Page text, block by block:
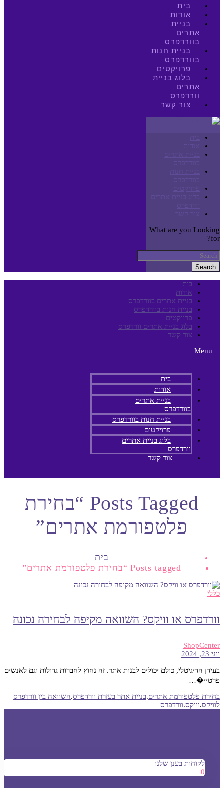
בית
אודות
בניית
אתרים
בוורדפרס
בניית חנות
בוורדפרס
פרויקטים
בלוג בניית
אתרים
וורדפרס
צור קשר
בית
אודות
בניית אתרים
בוורדפרס
בניית חנות
בוורדפרס
פרויקטים
בלוג בניית אתרים
וורדפרס
צור קשר
What are you Looking
for?
Search
בית
אודות
בניית אתרים בוורדפרס
בניית חנות בוורדפרס
פרויקטים
בלוג בניית אתרים וורדפרס
צור קשר
Menu
בית
אודות
בניית אתרים
בוורדפרס
בניית חנות בוורדפרס
פרויקטים
בלוג בניית אתרים
וורדפרס
צור קשר
Posts Tagged “בחירת
פלטפורמת אתרים”
בית
Posts tagged “בחירת פלטפורמת אתרים”
כללי
וורדפרס או וויקס? השוואה מקיפה לבחירה נכונה
ShopCenter
יוני 23, 2024
בעידן הדיגיטלי, כולם יכולים לבנות אתר. זה נחוץ לחברות גדולות וגם לאנשים
פרטיי�…
בחירת פלטפורמת אתרים.בניית אתר בעזרת וורדפרס.השוואה בין וורדפרס
לוויקס.וויקס.וורדפרס
לקוחות בענן שלנו
0